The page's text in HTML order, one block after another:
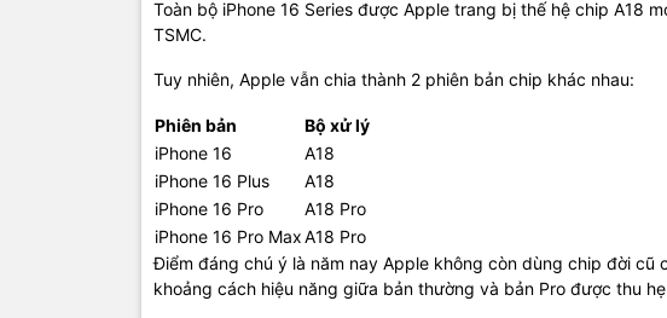
Toàn bộ iPhone 16 Series được Apple trang bị thế hệ chip A18
TSMC.
Tuy nhiên, Apple vẫn chia thành 2 phiên bản chip khác nhau:
Phiên bản
Bộ xử lý
iPhone 16
A18
iPhone 16 Plus
A18
iPhone 16 Pro
A18 Pro
iPhone 16 Pro MaxA18 Pro
Điểm đáng chú ý là năm nay Apple không còn dùng chip đời
khoảng cách hiệu năng giữa bản thường và bản Pro được thu